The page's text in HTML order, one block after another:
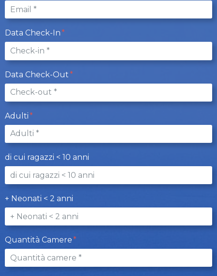
Data Check-In
Data Check-Out
Adulti
di cui ragazzi < 10 anni
+ Neonati < 2 anni
Quantità Camere